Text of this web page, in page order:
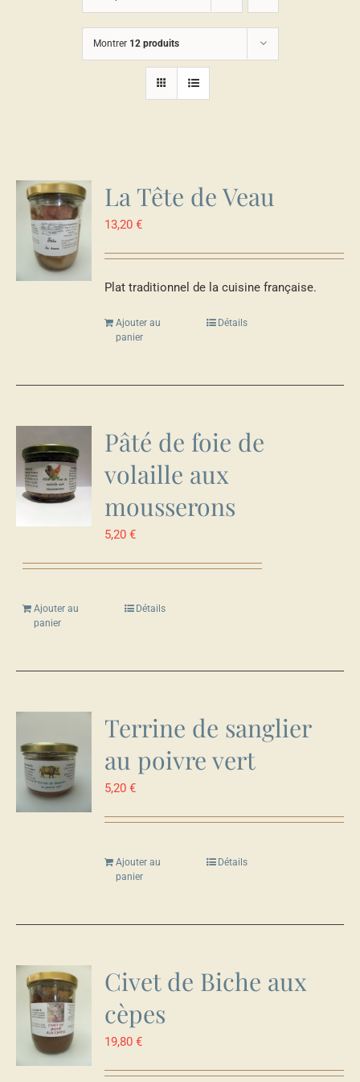
Montrer 12 produits
La Tête de Veau
13,20€
Plat traditionnel de la cuisine française.
Ajouter au
panier
Détails
Pâté de foie de
volaille aux
mousserons
5,20€
Ajouter au
panier
Détails
Terrine de sanglier
au poivre vert
5,20€
Ajouter au
panier
Détails
Civet de Biche aux
cèpes
19,80€